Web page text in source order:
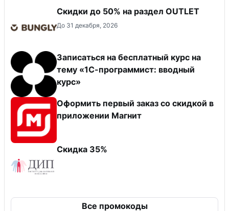
Скидки до 50% на раздел OUTLET
До 31 декабря, 2026
Записаться на бесплатный курс на
тему «1С-программист: вводный
курс»
Оформить первый заказ со скидкой в
приложении Магнит
Скидка 35%
Все промокоды